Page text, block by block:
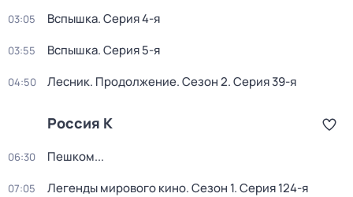
03:05 Вспышка. Серия 4-я
03:55 Вспышка. Серия 5-я
04:50 Лесник. Продолжение. Сезон 2. Серия 39-я
Россия К
06:30 Пешком...
07:05 Легенды мирового кино. Сезон 1. Серия 124-я